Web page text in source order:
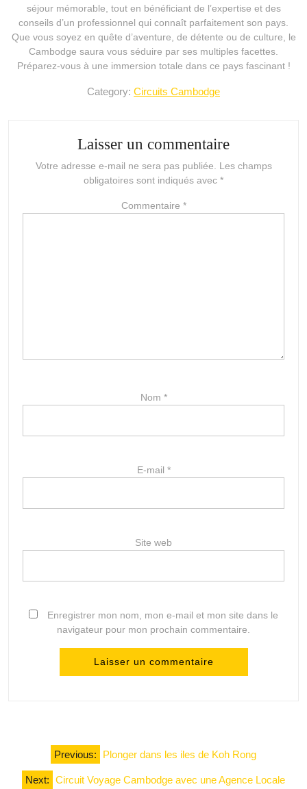
séjour mémorable, tout en bénéficiant de l’expertise et des
conseils d’un professionnel qui connaît parfaitement son pays.
Que vous soyez en quête d’aventure, de détente ou de culture, le
Cambodge saura vous séduire par ses multiples facettes.
Préparez-vous à une immersion totale dans ce pays fascinant !
Category: Circuits Cambodge
Laisser un commentaire
Votre adresse e-mail ne sera pas publiée.
Les champs
obligatoires sont indiqués avec *
Commentaire *
Nom *
E-mail *
Site web
Enregistrer mon nom, mon e-mail et mon site dans le
navigateur pour mon prochain commentaire.
Navigation
de
Previous: Plonger dans les iles de Koh Rong
Next: Circuit Voyage Cambodge avec une Agence Locale